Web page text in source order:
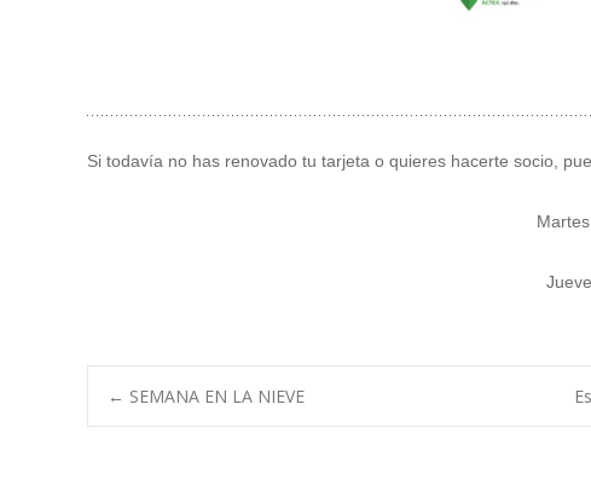
Si todavía no has renovado tu tarjeta o quieres hacerte socio,
Navegación
← SEMANA EN LA NIEVE